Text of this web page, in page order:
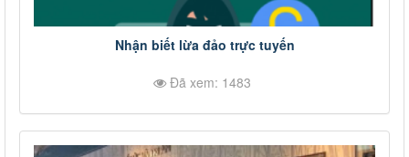
Nhận biết lừa đảo trực tuyến
Đã xem: 1483